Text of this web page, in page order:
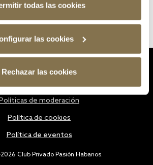
todas las cookies
las cookies
Rechazar las cookies
Club Privado Pasión Habanos.
de moderación
Política de cookies
Política de eventos